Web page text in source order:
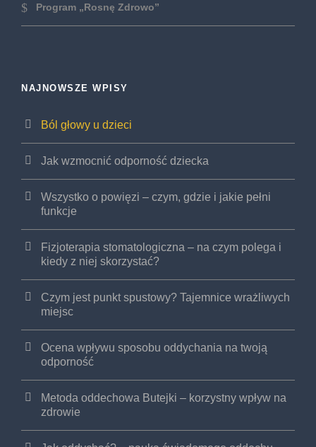
Program „Rosnę Zdrowo”
NAJNOWSZE WPISY
Ból głowy u dzieci
Jak wzmocnić odporność dziecka
Wszystko o powięzi – czym, gdzie i jakie pełni
funkcje
Fizjoterapia stomatologiczna – na czym polega i
kiedy z niej skorzystać?
Czym jest punkt spustowy? Tajemnice wrażliwych
miejsc
Ocena wpływu sposobu oddychania na twoją
odporność
Metoda oddechowa Butejki – korzystny wpływ na
zdrowie